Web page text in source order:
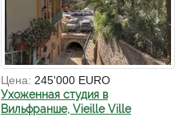
Цена: 245'000 EURO
Ухоженная студия в
Вильфранше, Vieille Ville